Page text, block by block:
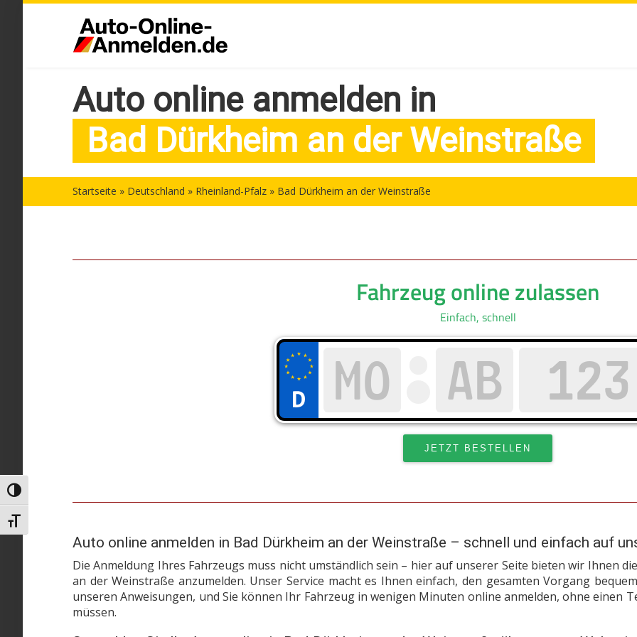
Umschalten auf hohe Kontraste
Schrift vergrößern
Auto online anmelden in
Bad Dürkheim an der Weinstraße
Startseite » Deutschland » Rheinland-Pfalz » Bad Dürkheim an der Weinstraße
Auto online anmelden in Bad Dürkheim an der Weinstraße – schnell und einfach auf
Die Anmeldung Ihres Fahrzeugs muss nicht umständlich sein – hier auf unserer Seite bieten wir Ihnen
an der Weinstraße anzumelden. Unser Service macht es Ihnen einfach, den gesamten Vorgang
unseren Anweisungen, und Sie können Ihr Fahrzeug in wenigen Minuten online anmelden, ohne einen
müssen.